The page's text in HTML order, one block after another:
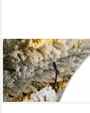
VIDAXL
Weihnachtsfigur
LEDs 150 cm (1 St)
ab 82,99 €
lieferbar - in 5-6 Werktagen